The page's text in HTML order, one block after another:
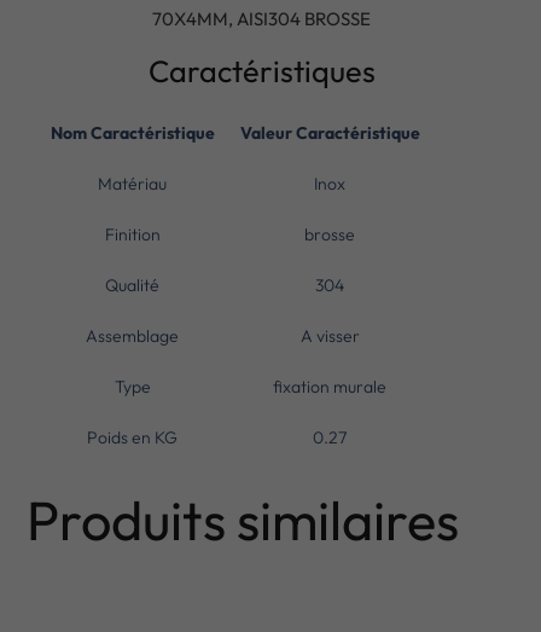
70X4MM, AISI304 BROSSE
Caractéristiques
Nom Caractéristique Valeur Caractéristique
Matériau Inox
Finition brosse
Qualité 304
Assemblage A visser
Type fixation murale
Poids en KG 0.27
Produits similaires